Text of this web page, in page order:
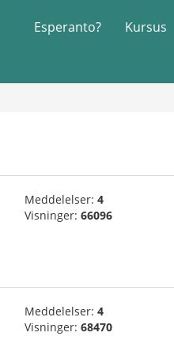
Esperanto? Kursus
Meddelelser: 4
Visninger: 66096
Meddelelser: 4
Visninger: 68470